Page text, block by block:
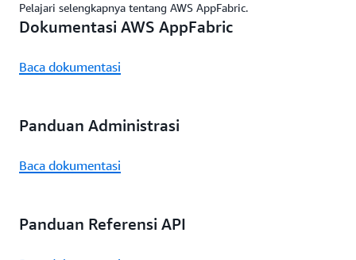
Pelajari selengkapnya tentang AWS AppFabric.
Dokumentasi AWS AppFabric
Baca dokumentasi
Panduan Administrasi
Baca dokumentasi
Panduan Referensi API